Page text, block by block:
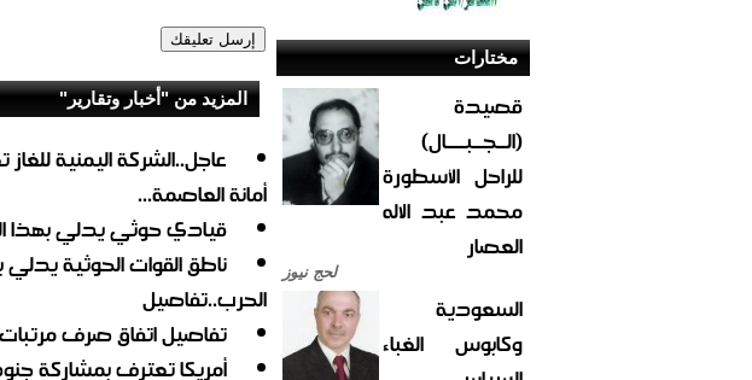
مختارات
قصيدة
(الــجــبــــال)
للراحل الأسطورة
محمد عبد الاله
العصار
لحج نيوز
السعودية
وكابوس الغباء
المزيد من "أخبار وتقارير"
أمانة العاصمة...
قيادي حوثي يدلي بهذا
ناطق القوات الحوثية
الحرب..تفاصيل
تفاصيل اتفاق صرف
أمريكا تعترف بمشاركة